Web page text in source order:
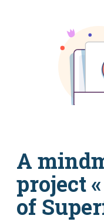
A
project «
of